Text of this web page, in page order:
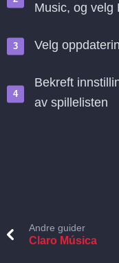
Music, og velg
Velg
Bekreft
av spillelisten
Andre guider
Claro Música